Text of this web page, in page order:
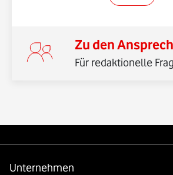
Zu den
Für redaktionelle
Unternehmen